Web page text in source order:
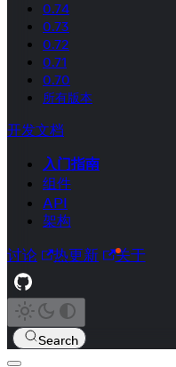
0.74
0.73
0.72
0.71
0.70
所有版本
开发文档
入门指南
组件
API
架构
讨论 热更新 关于
Search